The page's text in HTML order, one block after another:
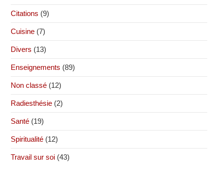
Citations (9)
Cuisine (7)
Divers (13)
Enseignements (89)
Non classé (12)
Radiesthésie (2)
Santé (19)
Spiritualité (12)
Travail sur soi (43)